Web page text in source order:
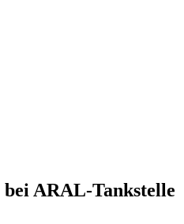
bei ARAL-Tankstelle